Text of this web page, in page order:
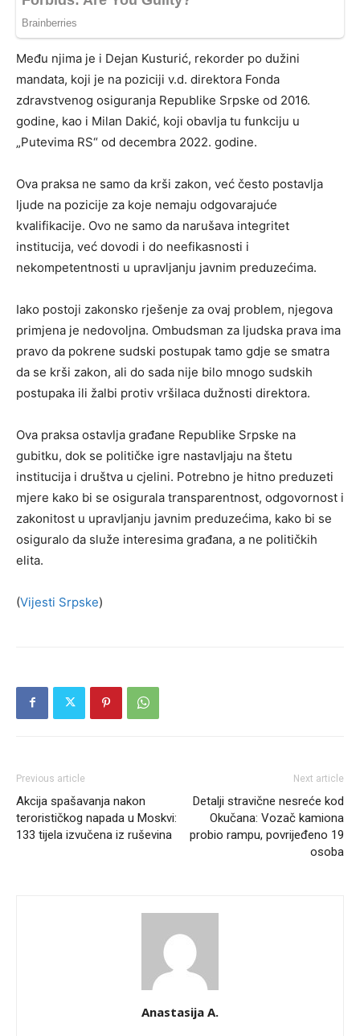
Među njima je i Dejan Kusturić, rekorder po dužini
mandata, koji je na poziciji v.d. direktora Fonda
zdravstvenog osiguranja Republike Srpske od 2016.
godine, kao i Milan Dakić, koji obavlja tu funkciju u
„Putevima RS“ od decembra 2022. godine.
Ova praksa ne samo da krši zakon, već često postavlja
ljude na pozicije za koje nemaju odgovarajuće
kvalifikacije. Ovo ne samo da narušava integritet
institucija, već dovodi i do neefikasnosti i
nekompetentnosti u upravljanju javnim preduzećima.
Iako postoji zakonsko rješenje za ovaj problem, njegova
primjena je nedovoljna. Ombudsman za ljudska prava ima
pravo da pokrene sudski postupak tamo gdje se smatra
da se krši zakon, ali do sada nije bilo mnogo sudskih
postupaka ili žalbi protiv vršilaca dužnosti direktora.
Ova praksa ostavlja građane Republike Srpske na
gubitku, dok se političke igre nastavljaju na štetu
institucija i društva u cjelini. Potrebno je hitno preduzeti
mjere kako bi se osigurala transparentnost, odgovornost i
zakonitost u upravljanju javnim preduzećima, kako bi se
osiguralo da služe interesima građana, a ne političkih
elita.
(Vijesti Srpske)
Previous article
Akcija spašavanja nakon
terorističkog napada u Moskvi:
133 tijela izvučena iz ruševina
Next article
Detalji stravične nesreće kod
Okučana: Vozač kamiona
probio rampu, povrijeđeno 19
osoba
Anastasija A.